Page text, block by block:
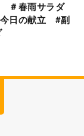
＃春雨サラダ
日の献立 #副